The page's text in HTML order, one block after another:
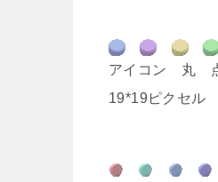
アイコン 丸
19*19ピクセル